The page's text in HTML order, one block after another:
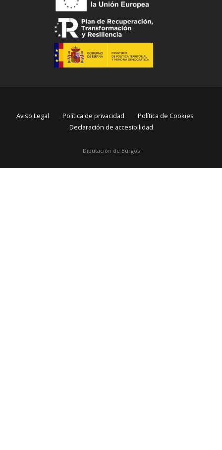
Diputación de Burgos
Aviso Legal Política de privacidad
Política de Cookies
Declaración de accesibilidad